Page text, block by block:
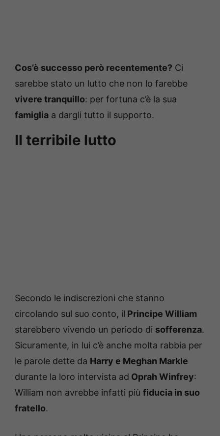
Cos’è successo però recentemente? Ci
sarebbe stato un lutto che non lo farebbe
vivere tranquillo: per fortuna c’è la sua
famiglia a dargli tutto il supporto.
Il terribile lutto
Secondo le indiscrezioni che stanno
circolando sul suo conto, il Principe William
starebbero vivendo un periodo di sofferenza.
Sicuramente, in lui c’è anche molta rabbia per
le parole dette da Harry e Meghan Markle
durante la loro intervista ad Oprah Winfrey:
William non avrebbe infatti più fiducia in suo
fratello.